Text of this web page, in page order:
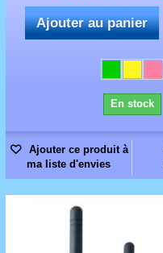
Ajouter au panier
En stock
Ajouter ce produit à
ma liste d'envies